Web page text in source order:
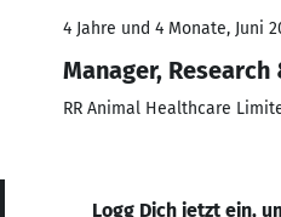
4 Jahre und 4 Monate, Juni
Manager,
RR Animal Healthcare
Logg Dich jetzt ein,